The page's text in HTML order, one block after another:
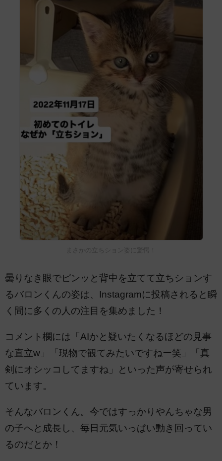
まさかの立ちション姿に驚愕！
曇りなき眼でピンッと背中を立てて立ちションす
るバロンくんの姿は、Instagramに投稿されると瞬
く間に多くの人の注目を集めました！
コメント欄には「AIかと疑いたくなるほどの見事
な直立w」「現物で観てみたいですねー笑」「真
剣にオシッコしてますね」といった声が寄せられ
ています。
そんなバロンくん。今ではすっかりやんちゃな男
の子へと成長し、毎日元気いっぱい動き回ってい
るのだとか！